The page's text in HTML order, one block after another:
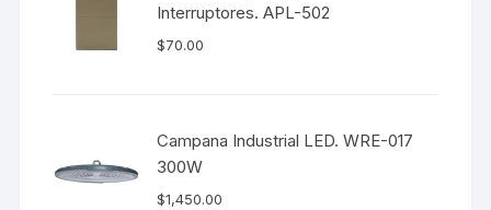
Interruptores. APL-502
$70.00
Campana Industrial LED. WRE-017
300W
$1,450.00